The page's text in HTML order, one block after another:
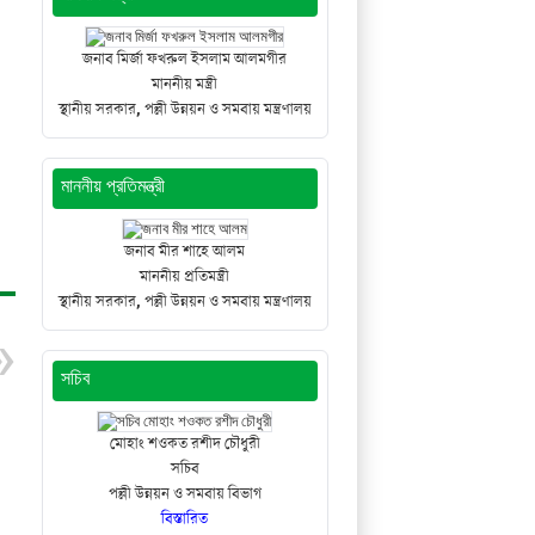
গোপালগঞ্জ এ অনুষ্ঠিত হবে। উক্ত প্রশিক্ষণে নিম্নবর্ণিত সুফলভোগী সদস্যদের মনোনয়ন প্রদান
গোপালগঞ্জ এ অনুষ্ঠিত হবে। উক্ত প্রশিক্ষণে নিম্নবর্ণিত সুফলভোগী সদস্যদের মনোনয়ন প্রদান
প্রণয়ন এর জন্য জনাব মো: হেলাল উদ্দিন, সহকারী পরিচালক, ইরেসপো, বিআরডিবিকে দায়িত্ব প্রদান
জনাব মির্জা ফখরুল ইসলাম আলমগীর
মাননীয় মন্ত্রী
স্থানীয় সরকার, পল্লী উন্নয়ন ও সমবায় মন্ত্রণালয়
মাননীয় প্রতিমন্ত্রী
জনাব মীর শাহে আলম
মাননীয় প্রতিমন্ত্রী
স্থানীয় সরকার, পল্লী উন্নয়ন ও সমবায় মন্ত্রণালয়
সচিব
মোহাং শওকত রশীদ চৌধুরী
সচিব
পল্লী উন্নয়ন ও সমবায় বিভাগ
বিস্তারিত